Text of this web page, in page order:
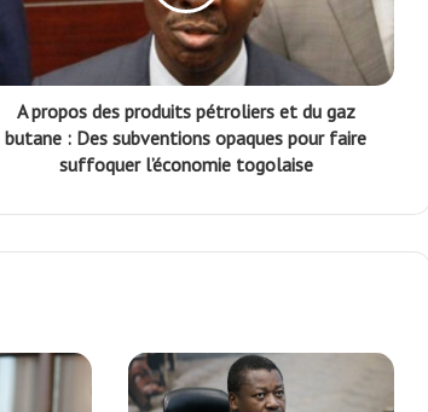
A propos des produits pétroliers et du gaz
butane : Des subventions opaques pour faire
suffoquer l’économie togolaise